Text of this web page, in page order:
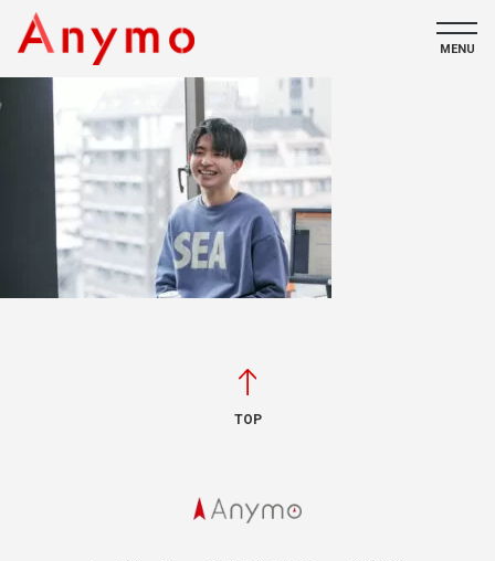
私たちについて
ECコンテンツ
採用情報
CONTACT
MENU
TOP